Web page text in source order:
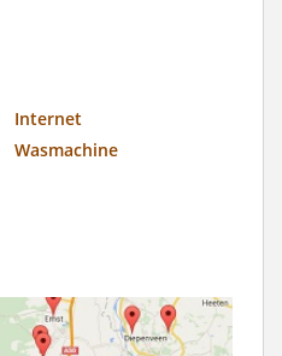
Internet
Wasmachine